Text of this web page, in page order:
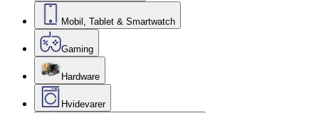
Mobil, Tablet & Smartwatch
Gaming
Hardware
Hvidevarer